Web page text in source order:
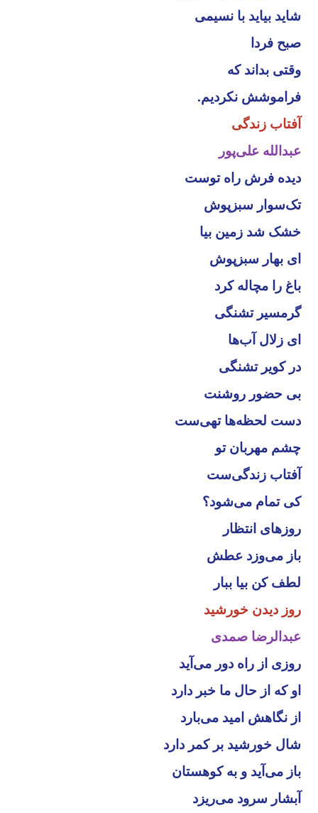
شاید بیاید با نسیمی
صبح فردا
وقتی بداند که
فراموشش نکردیم.
آفتاب زندگی
عبدالله علی‌پور
دیده فرش راه توست
تک‌سوار سبزپوش
خشک شد زمین بیا
ای بهار سبزپوش
باغ را مچاله کرد
گرمسیر تشنگی
ای زلال آب‌ها
در کویر تشنگی
بی حضور روشنت
دست لحظه‌ها تهی‌ست
چشم مهربان تو
آفتاب زندگی‌ست
کی تمام می‌شود؟
روزهای انتظار
باز می‌وزد عطش
لطف کن بیا ببار
روز دیدن خورشید
عبدالرضا صمدی
روزی از راه دور می‌آید
او که از حال ما خبر دارد
از نگاهش امید می‌بارد
شال خورشید بر کمر دارد
باز می‌آید و به کوهستان
آبشار سرود می‌ریزد